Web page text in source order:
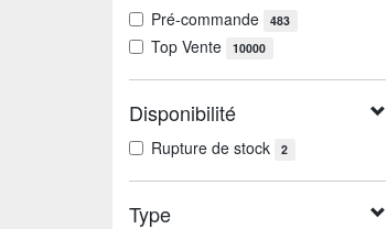
Pré-commande 483
Top Vente 10000
Disponibilité
Rupture de stock 2
Type